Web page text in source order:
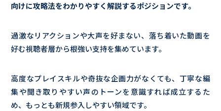
向けに攻略法をわかりやすく解説するポジションです。
過激なリアクションや大声を好まない、落ち着いた動画を
好む視聴者層から根強い支持を集めています。
高度なプレイスキルや奇抜な企画力がなくても、丁寧な編
集や聞き取りやすい声のトーンを意識すれば成立するた
め、もっとも新規参入しやすい領域です。